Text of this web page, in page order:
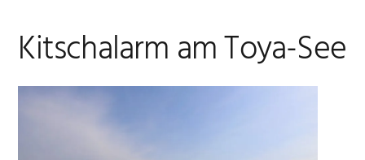
Kitschalarm am Toya-See